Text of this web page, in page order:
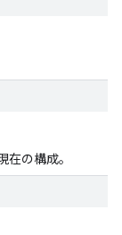
の構成。